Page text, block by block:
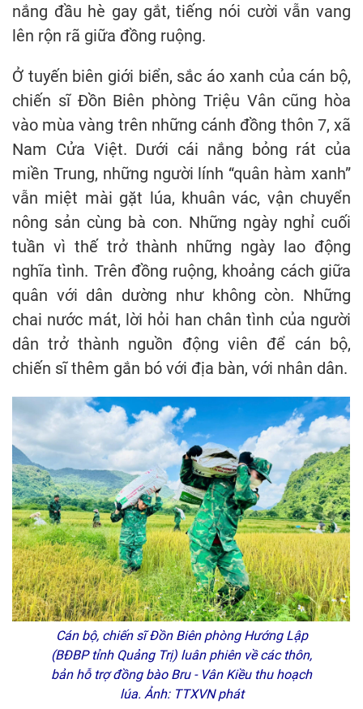
nắng đầu hè gay gắt, tiếng nói cười vẫn vang
lên rộn rã giữa đồng ruộng.
Ở tuyến biên giới biển, sắc áo xanh của cán bộ,
chiến sĩ Đồn Biên phòng Triệu Vân cũng hòa
vào mùa vàng trên những cánh đồng thôn 7, xã
Nam Cửa Việt. Dưới cái nắng bỏng rát của
miền Trung, những người lính “quân hàm xanh”
vẫn miệt mài gặt lúa, khuân vác, vận chuyển
nông sản cùng bà con. Những ngày nghỉ cuối
tuần vì thế trở thành những ngày lao động
nghĩa tình. Trên đồng ruộng, khoảng cách giữa
quân với dân dường như không còn. Những
chai nước mát, lời hỏi han chân tình của người
dân trở thành nguồn động viên để cán bộ,
chiến sĩ thêm gắn bó với địa bàn, với nhân dân.
Cán bộ, chiến sĩ Đồn Biên phòng Hướng Lập
(BĐBP tỉnh Quảng Trị) luân phiên về các thôn,
bản hỗ trợ đồng bào Bru - Vân Kiều thu hoạch
lúa. Ảnh: TTXVN phát